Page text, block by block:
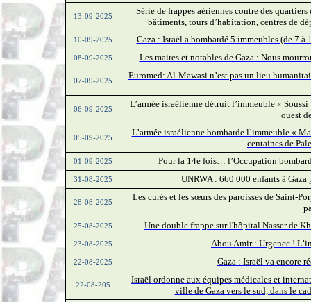
13-09-2025
Série de frappes aériennes contre des
bâtiments, tours d’habitation, centres de
10-09-2025 Gaza : Israël a bombardé 5 immeubles (de 7 à
08-09-2025 Les maires et notables de Gaza : Nous
07-09-2025
Euromed: Al-Mawasi n’est pas un lieu
06-09-2025
L’armée israélienne détruit l’immeuble «
ouest
05-09-2025
L’armée israélienne bombarde l’immeuble «
centaines de
01-09-2025 Pour la 14e fois… l’Occupation
31-08-2025 UNRWA : 660 000 enfants à
28-08-2025
Les curés et les sœurs des paroisses de Saint-
25-08-2025 Une double frappe sur l'hôpital Nasser de
23-08-2025 Abou Amir : Urgence !
22-08-2025 Gaza : Israël va encore
22-08-205
Israël ordonne aux équipes médicales et
ville de Gaza vers le sud, dans le